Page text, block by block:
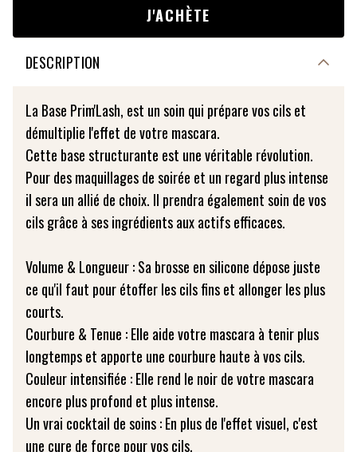
J'ACHÈTE
DESCRIPTION
La Base Prim'Lash, est un soin qui prépare vos cils et
démultiplie l'effet de votre mascara.
Cette base structurante est une véritable révolution.
Pour des maquillages de soirée et un regard plus intense
il sera un allié de choix. Il prendra également soin de vos
cils grâce à ses ingrédients aux actifs efficaces.
Volume & Longueur : Sa brosse en silicone dépose juste
ce qu'il faut pour étoffer les cils fins et allonger les plus
courts.
Courbure & Tenue : Elle aide votre mascara à tenir plus
longtemps et apporte une courbure haute à vos cils.
Couleur intensifiée : Elle rend le noir de votre mascara
encore plus profond et plus intense.
Un vrai cocktail de soins : En plus de l'effet visuel, c'est
une cure de force pour vos cils.